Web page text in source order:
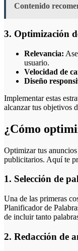
Contenido
3. Optimización
Relevancia:
usuario.
Velocidad de
Diseño
Implementar estas
alcanzar tus objetivos
¿Cómo
Optimizar tus
publicitarios. Aquí te
1. Selección de
Una de las primeras
Planificador de
de incluir tanto
2. Redacción de